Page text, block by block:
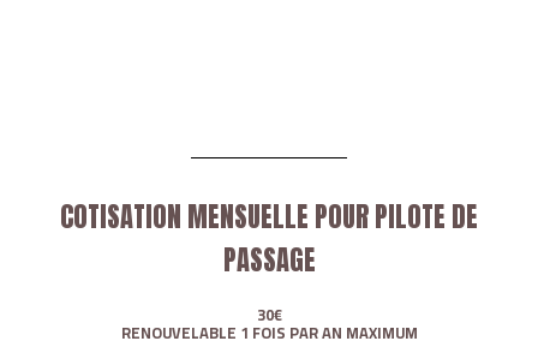
COTISATION MENSUELLE POUR PILOTE DE
PASSAGE
30€
RENOUVELABLE 1 FOIS PAR AN MAXIMUM